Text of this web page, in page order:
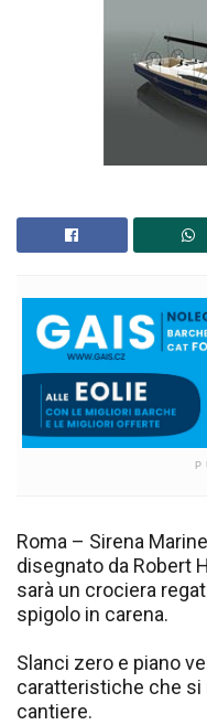
Roma – Sirena
disegnato da Robert
sarà un crociera
spigolo in carena.
Slanci zero e piano
caratteristiche che si
cantiere.